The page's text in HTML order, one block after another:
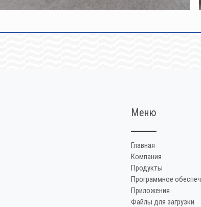
Меню
Главная
Компания
Продукты
Программное
Приложения
Файлы для загрузки